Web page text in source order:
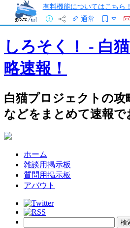
有料機能についてはこちら！
通常